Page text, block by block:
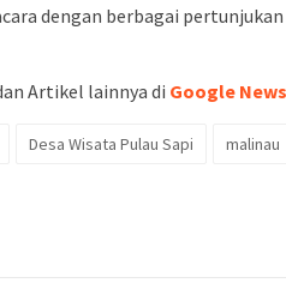
dengan berbagai pertunjukan
Artikel lainnya di Google
Desa Wisata Pulau Sapi malinau